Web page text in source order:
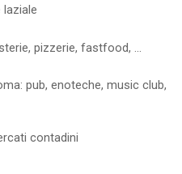
pizzerie, fastfood, ...
pub, enoteche, music club,
contadini